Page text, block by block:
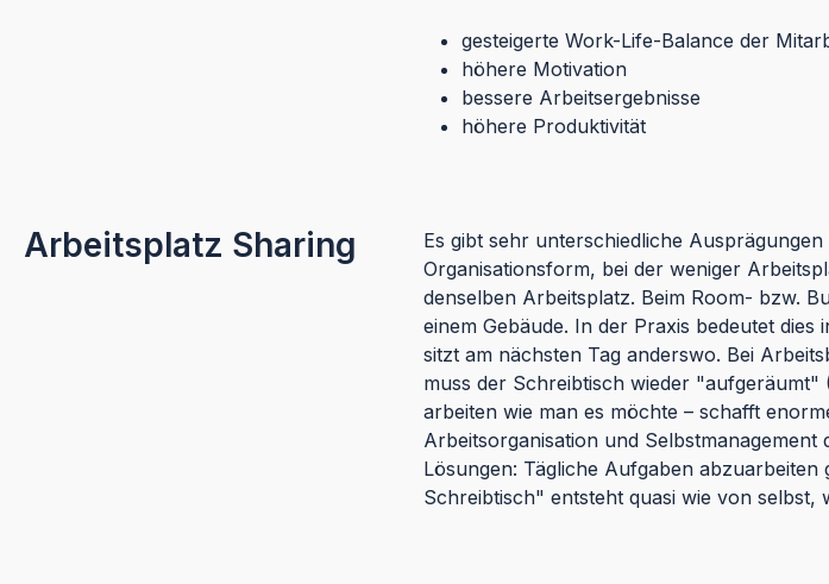
gesteigerte Work-Life-Balance der
höhere Motivation
bessere Arbeitsergebnisse
höhere Produktivität
Arbeitsplatz Sharing
Es gibt sehr unterschiedliche
Organisationsform, bei der weniger
denselben Arbeitsplatz. Beim Room- bzw.
einem Gebäude. In der Praxis bedeutet
sitzt am nächsten Tag anderswo. Bei
muss der Schreibtisch wieder "aufgeräumt"
arbeiten wie man es möchte – schafft
Arbeitsorganisation und
Lösungen: Tägliche Aufgaben
Schreibtisch" entsteht quasi wie von